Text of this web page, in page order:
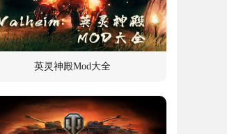
英灵神殿Mod大全